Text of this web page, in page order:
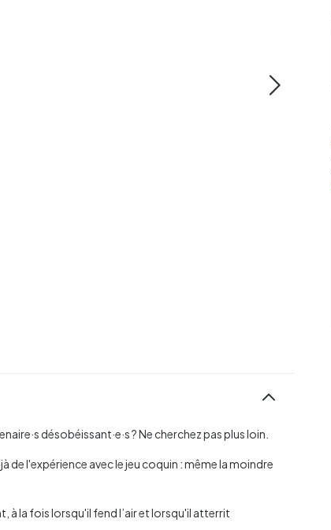
désobéissant·e·s ? Ne cherchez pas plus loin.
de l'expérience avec le jeu coquin : même la moindre
à la fois lorsqu'il fend l’air et lorsqu'il atterrit